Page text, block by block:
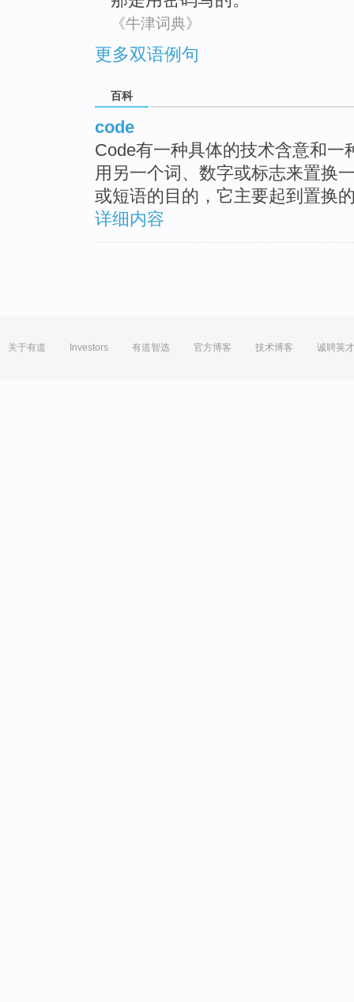
《牛津词典》
更多双语例句
百科
code
Code有一种具体的技术含意和
用另一个词、数字或标志来置换
或短语的目的，它主要起到置换
详细内容
关于有道 Investors 有道智选 官方博客 技术博客 诚聘英才